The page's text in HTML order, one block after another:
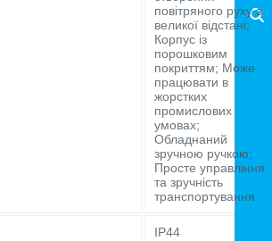
повітряного руху з
великої відстані;
Корпус із
порошковим
покриттям; Може
працювати в
жорстких
промислових
умовах;
Обладнаний
зручною ручкою;
Просте управління
та зручність
транспортування
IP44